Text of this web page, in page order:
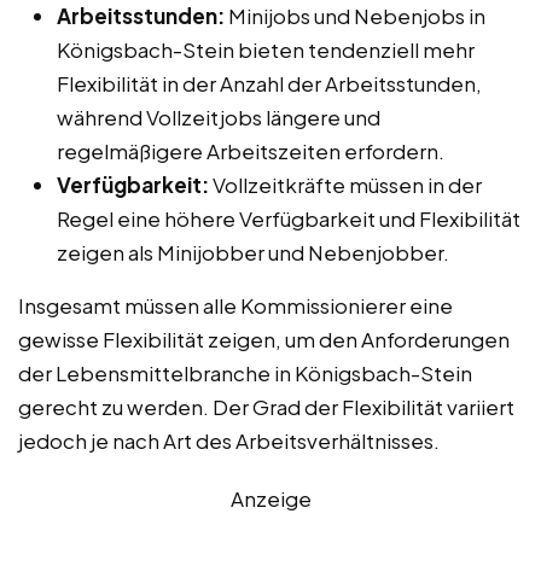
Arbeitsstunden: Minijobs und Nebenjobs in
Königsbach-Stein bieten tendenziell mehr
Flexibilität in der Anzahl der Arbeitsstunden,
während Vollzeitjobs längere und
regelmäßigere Arbeitszeiten erfordern.
Verfügbarkeit:Vollzeitkräfte müssen in der
Regel eine höhere Verfügbarkeit und Flexibilität
zeigen als Minijobber und Nebenjobber.
Insgesamt müssen alle Kommissionierer eine
gewisse Flexibilität zeigen, um den Anforderungen
der Lebensmittelbranche in Königsbach-Stein
gerecht zu werden. Der Grad der Flexibilität variiert
jedoch je nach Art des Arbeitsverhältnisses.
Anzeige